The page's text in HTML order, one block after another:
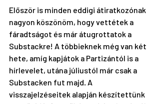
Először is minden eddigi átiratkozónak
nagyon köszönöm, hogy vettétek a
fáradtságot és már átugrottatok a
Substackre! A többieknek még van két
hete, amíg kapjátok a Partizántól is a
hírlevelet, utána júliustól már csak a
Substacken fut majd. A
visszajelzéseitek alapján készítettünk